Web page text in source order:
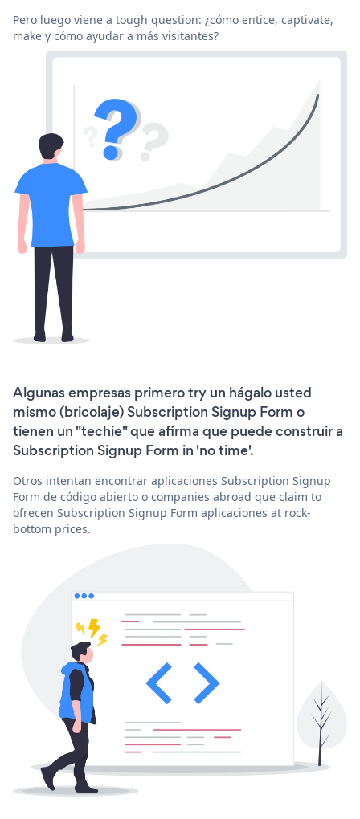
Pero luego viene a tough question: ¿cómo entice, captivate,
make y cómo ayudar a más visitantes?
Algunas empresas primero try un hágalo usted
mismo (bricolaje) Subscription Signup Form o
tienen un "techie" que afirma que puede construir a
Subscription Signup Form in 'no time'.
Otros intentan encontrar aplicaciones Subscription Signup
Form de código abierto o companies abroad que claim to
ofrecen Subscription Signup Form aplicaciones at rock-
bottom prices.